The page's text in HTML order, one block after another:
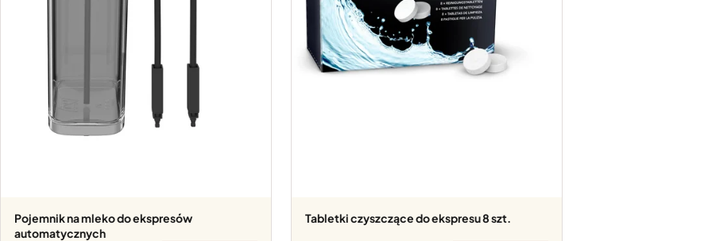
Pojemnik na mleko do ekspresów
automatycznych
Tabletki czyszczące do ekspresu 8 szt.